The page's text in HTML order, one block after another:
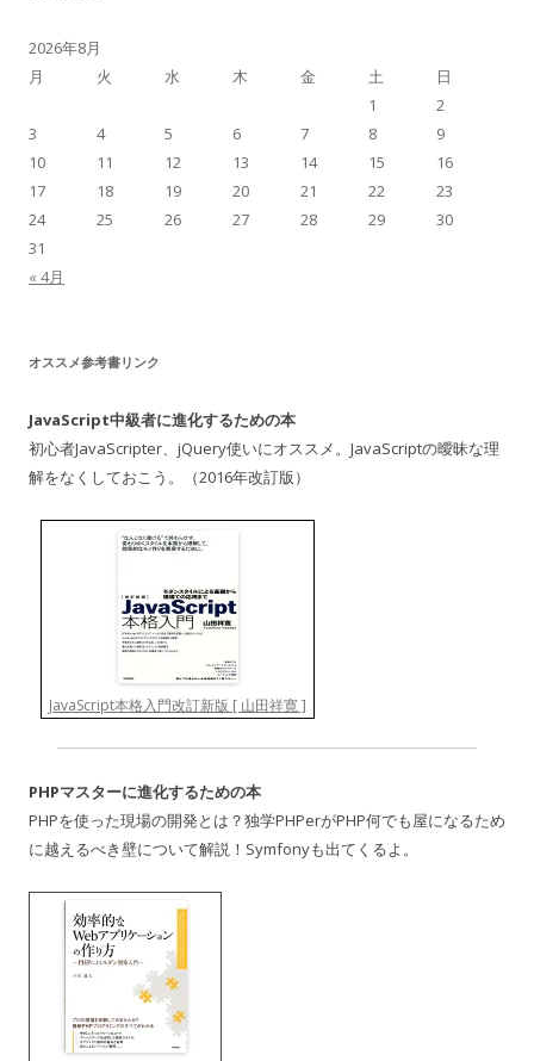
2026年8月
月
火 水 木 金 土 日
« 4月
1
2
3
4 5 6 7 8
9
10
11 12 13 14 15
16
17
18 19 20 21 22
23
24
25 26 27 28 29
30
31
オススメ参考書リンク
JavaScript中級者に進化するための本
初心者JavaScripter、jQuery使いにオススメ。JavaScriptの曖昧な理
解をなくしておこう。（2016年改訂版）
JavaScript本格入門改訂新版 [ 山田祥寛 ]
PHPマスターに進化するための本
PHPを使った現場の開発とは？独学PHPerがPHP何でも屋になるため
に越えるべき壁について解説！Symfonyも出てくるよ。